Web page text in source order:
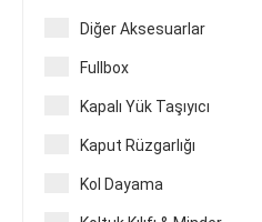
Diğer Aksesuarlar
Fullbox
Kapalı Yük Taşıyıcı
Kaput Rüzgarlığı
Kol Dayama